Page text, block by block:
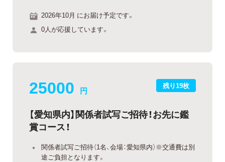
2026年10月 にお届け予定です。
0人が応援しています。
残り19枚
25000 円
【愛知県内】関係者試写ご招待！お先に鑑
賞コース！
関係者試写ご招待（1名、会場：愛知県内）※交通費は別
途ご負担となります。